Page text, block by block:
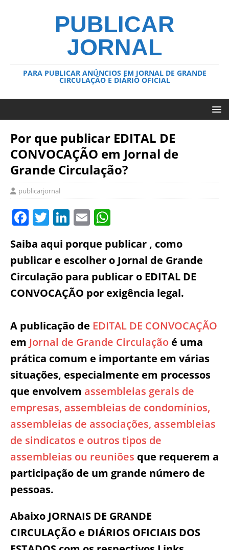
PUBLICAR
JORNAL
PARA PUBLICAR ANÚNCIOS EM JORNAL DE GRANDE
CIRCULAÇÃO E DIÁRIO OFICIAL
Por que publicar EDITAL DE
CONVOCAÇÃO em Jornal de
Grande Circulação?
publicarjornal
F
c
e
b
o
k
T
it
te
r
Li
k
e
dI
n
E
ai
l
at
s
A
p
Saiba aqui porque publicar , como
publicar e escolher o Jornal de Grande
Circulação para publicar o EDITAL DE
CONVOCAÇÃO por exigência legal.
A publicação de EDITAL DE CONVOCAÇÃO
em Jornal de Grande Circulação é uma
prática comum e importante em várias
situações, especialmente em processos
que envolvem assembleias gerais de
empresas, assembleias de condomínios,
assembleias de associações, assembleias
de sindicatos e outros tipos de
assembleias ou reuniões que requerem a
participação de um grande número de
pessoas.
Abaixo JORNAIS DE GRANDE
CIRCULAÇÃO e DIÁRIOS OFICIAIS DOS